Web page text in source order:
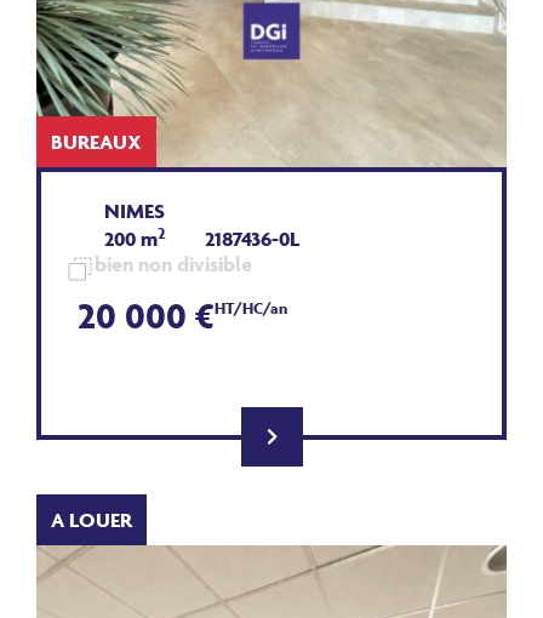
BUREAUX
NIMES
200 m2
2187436-0L
bien non divisible
20 000 €HT/HC/an
A LOUER